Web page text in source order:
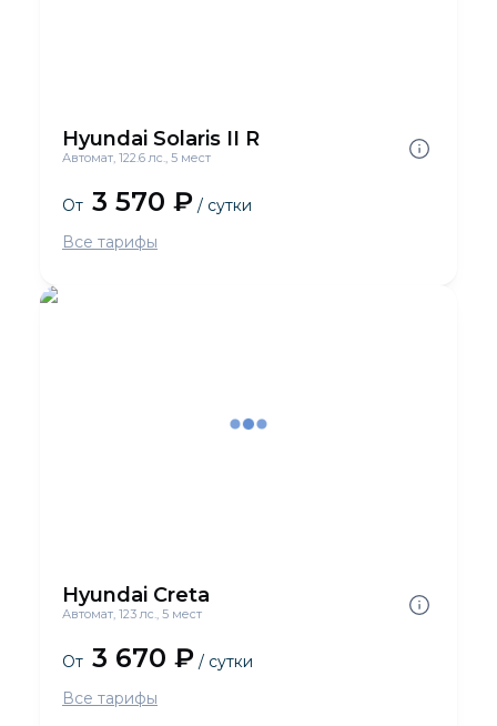
Hyundai Solaris II R
Автомат, 122.6 лс., 5 мест
От 3 570 ₽ / сутки
Все тарифы
Hyundai Creta
Автомат, 123 лс., 5 мест
От 3 670 ₽ / сутки
Все тарифы